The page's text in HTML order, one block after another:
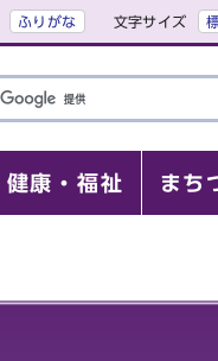
ふりがな 文字サイズ
健康・福祉 まち